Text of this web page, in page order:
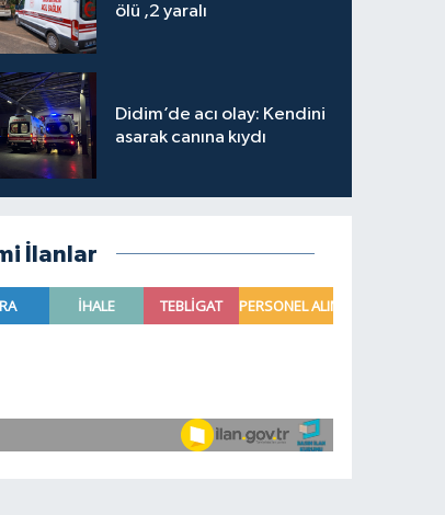
ölü ,2 yaralı
Didim’de acı olay: Kendini
asarak canına kıydı
İlanlar